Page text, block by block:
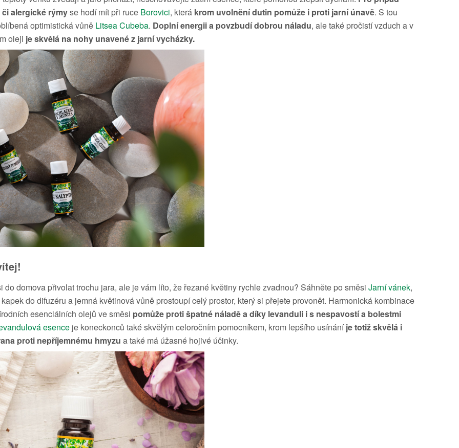
alergické rýmyse hodí mít při ruce Borovici, která krom uvolnění dutin pomůže i proti jarní únavě. S tou
optimistická vůně Litsea Cubeba. Doplní energii a povzbudí dobrou náladu, ale také pročistí vzduch a v
oleji je skvělá na nohy unavené z jarní vycházky.
do domova přivolat trochu jara, ale je vám líto, že řezané květiny rychle zvadnou? Sáhněte po směsi Jarní vánek,
do difuzéru a jemná květinová vůně prostoupí celý prostor, který si přejete provonět. Harmonická kombinace
esenciálních olejů ve směsi pomůže proti špatné náladě a díky levanduli i s nespavostí a bolestmi
esence je koneckonců také skvělým celoročním pomocníkem, krom lepšího usínáníje totiž skvělá i
proti nepříjemnému hmyzu a také má úžasné hojivé účinky.